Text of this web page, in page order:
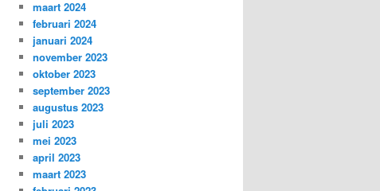
maart 2024
februari 2024
januari 2024
november 2023
oktober 2023
september 2023
augustus 2023
juli 2023
mei 2023
april 2023
maart 2023